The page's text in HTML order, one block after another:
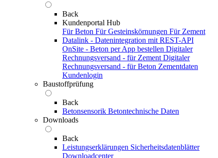
Back
Kundenportal Hub
Für Beton Für Gesteinskörnungen Für Zement
Datalink - Datenintegration mit REST-API
OnSite - Beton per App bestellen Digitaler
Rechnungsversand - für Zement Digitaler
Rechnungsversand - für Beton Zementdaten
Kundenlogin
Baustoffprüfung
Back
Betonsensorik Betontechnische Daten
Downloads
Back
Leistungserklärungen Sicherheitsdatenblätter
Downloadcenter